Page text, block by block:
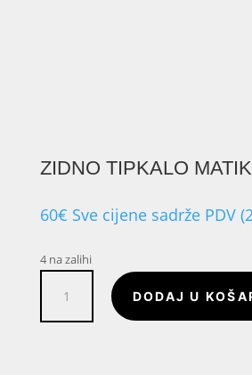
ZIDNO TIPKALO
60€ Sve cijene sadrže PDV
4 na zalihi
tipkalo
MATIKGATE
DODAJ U